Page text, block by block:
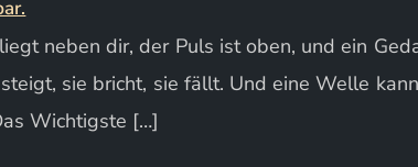
neben dir, der Puls ist oben, und ein
sie bricht, sie fällt. Und eine Welle
Wichtigste […]